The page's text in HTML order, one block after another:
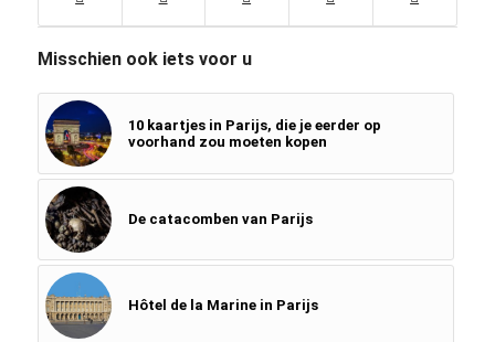
Misschien ook iets voor u
10 kaartjes in Parijs, die je eerder op
voorhand zou moeten kopen
De catacomben van Parijs
Hôtel de la Marine in Parijs